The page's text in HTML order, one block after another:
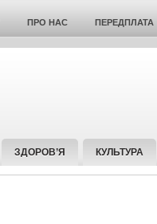
ПРО НАС ПЕРЕДПЛАТА
ЗДОРОВ’Я КУЛЬТУРА